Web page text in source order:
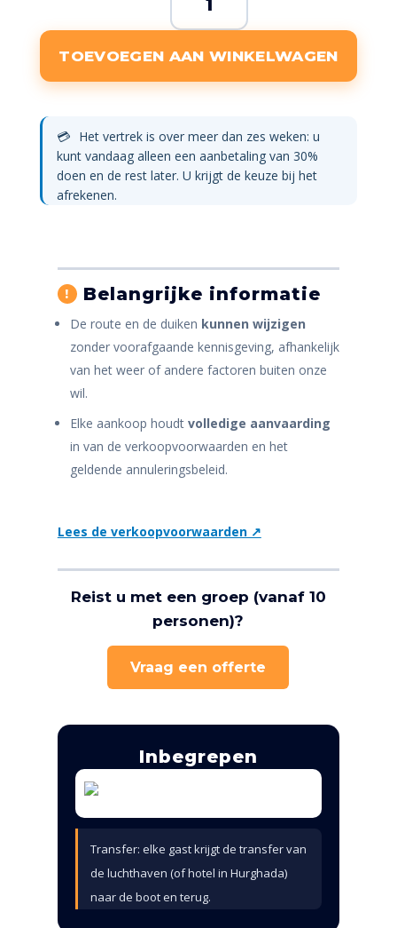
oktober
2026
TOEVOEGEN AAN WINKELWAGEN
💳 Het vertrek is over meer dan zes weken: u
kunt vandaag alleen een aanbetaling van 30%
doen en de rest later. U krijgt de keuze bij het
afrekenen.
! Belangrijke informatie
De route en de duiken kunnen wijzigen
zonder voorafgaande kennisgeving, afhankelijk
van het weer of andere factoren buiten onze
wil.
Elke aankoop houdt volledige aanvaarding
in van de verkoopvoorwaarden en het
geldende annuleringsbeleid.
Lees de verkoopvoorwaarden ↗
Reist u met een groep (vanaf 10
personen)?
Vraag een offerte
Inbegrepen
Transfer: elke gast krijgt de transfer van
de luchthaven (of hotel in Hurghada)
naar de boot en terug.